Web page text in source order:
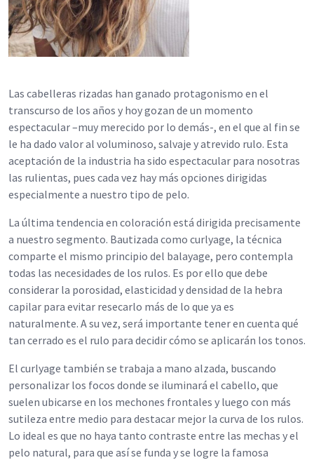
Las cabelleras rizadas han ganado protagonismo en el
transcurso de los años y hoy gozan de un momento
espectacular –muy merecido por lo demás-, en el que al fin se
le ha dado valor al voluminoso, salvaje y atrevido rulo. Esta
aceptación de la industria ha sido espectacular para nosotras
las rulientas, pues cada vez hay más opciones dirigidas
especialmente a nuestro tipo de pelo.
La última tendencia en coloración está dirigida precisamente
a nuestro segmento. Bautizada como curlyage, la técnica
comparte el mismo principio del balayage, pero contempla
todas las necesidades de los rulos. Es por ello que debe
considerar la porosidad, elasticidad y densidad de la hebra
capilar para evitar resecarlo más de lo que ya es
naturalmente. A su vez, será importante tener en cuenta qué
tan cerrado es el rulo para decidir cómo se aplicarán los tonos.
El curlyage también se trabaja a mano alzada, buscando
personalizar los focos donde se iluminará el cabello, que
suelen ubicarse en los mechones frontales y luego con más
sutileza entre medio para destacar mejor la curva de los rulos.
Lo ideal es que no haya tanto contraste entre las mechas y el
pelo natural, para que así se funda y se logre la famosa